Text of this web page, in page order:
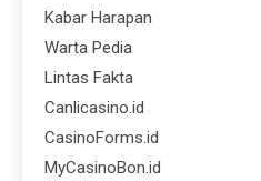
Kabar Harapan
Warta Pedia
Lintas Fakta
Canlicasino.id
CasinoForms.id
MyCasinoBon.id